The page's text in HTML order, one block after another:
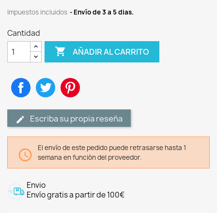
Impuestos incluidos Envío de 3 a 5 dias.
Cantidad
 AÑADIR AL CARRITO
CompartirTuitear
Escriba su propia reseña

El envío de este pedido puede retrasarse hasta 1
semana en función del proveedor.
Envio
Envío gratis a partir de 100€